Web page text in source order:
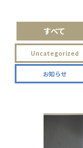
すべて
Uncategorized
お知らせ